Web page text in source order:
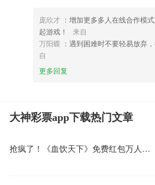
庞欣才 ：增加更多多人在线合作模
起游戏！
来自
万阳蝶 ：遇到困难时不要轻易放弃
自
更多回复
大神彩票app下载热门文章
抢疯了！《血饮天下》免费红包万人哄抢